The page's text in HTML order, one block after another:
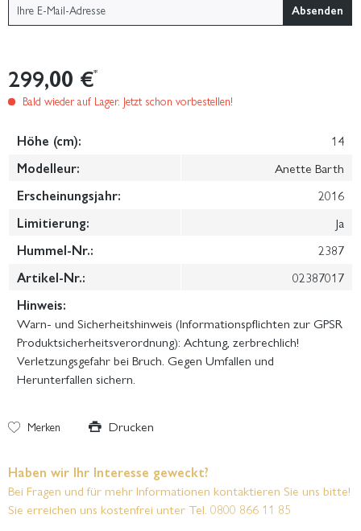
Absenden
299,00 €*
Bald wieder auf Lager. Jetzt schon vorbestellen!
Höhe (cm):
14
Modelleur:
Anette Barth
Erscheinungsjahr:
2016
Limitierung:
Ja
Hummel-Nr.:
2387
Artikel-Nr.:
02387017
Hinweis:
Warn- und Sicherheitshinweis (Informationspflichten zur GPSR
Produktsicherheitsverordnung): Achtung, zerbrechlich!
Verletzungsgefahr bei Bruch. Gegen Umfallen und
Herunterfallen sichern.
Merken Drucken
Haben wir Ihr Interesse geweckt?
Bei Fragen und für mehr Informationen kontaktieren Sie uns bitte!
Sie erreichen uns kostenfrei unter Tel. 0800 866 11 85